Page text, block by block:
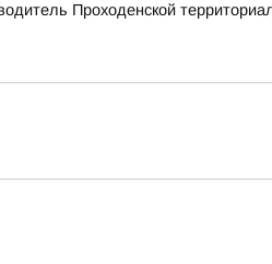
Проходенской